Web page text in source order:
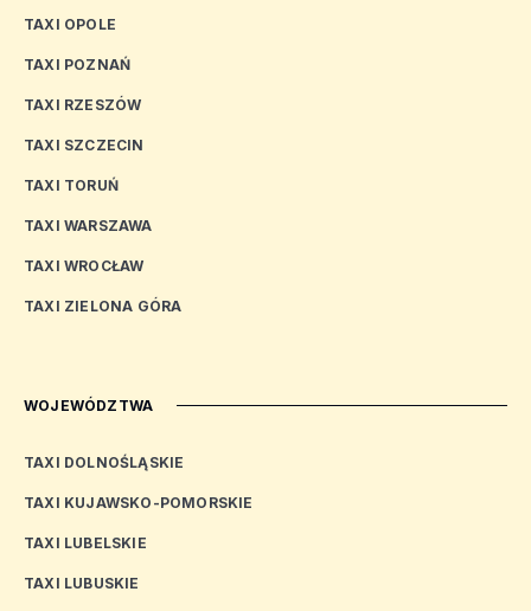
TAXI OPOLE
TAXI POZNAŃ
TAXI RZESZÓW
TAXI SZCZECIN
TAXI TORUŃ
TAXI WARSZAWA
TAXI WROCŁAW
TAXI ZIELONA GÓRA
WOJEWÓDZTWA
TAXI DOLNOŚLĄSKIE
TAXI KUJAWSKO-POMORSKIE
TAXI LUBELSKIE
TAXI LUBUSKIE